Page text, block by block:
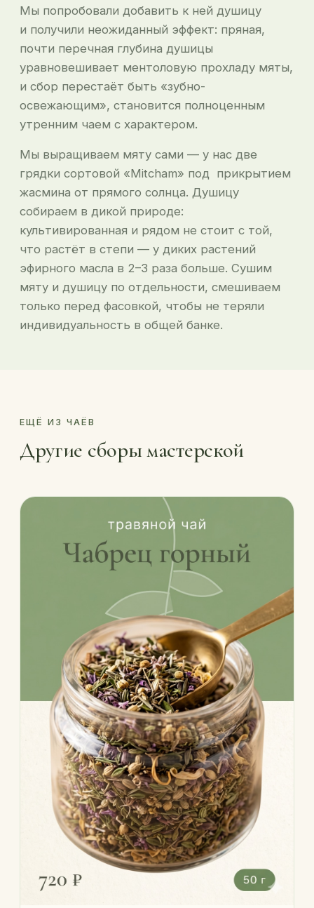
Мы попробовали добавить к ней душицу
и получили неожиданный эффект: пряная,
почти перечная глубина душицы
уравновешивает ментоловую прохладу мяты,
и сбор перестаёт быть «зубно-
освежающим», становится полноценным
утренним чаем с характером.
Мы выращиваем мяту сами — у нас две
грядки сортовой «Mitcham» под прикрытием
жасмина от прямого солнца. Душицу
собираем в дикой природе:
культивированная и рядом не стоит с той,
что растёт в степи — у диких растений
эфирного масла в 2–3 раза больше. Сушим
мяту и душицу по отдельности, смешиваем
только перед фасовкой, чтобы не теряли
индивидуальность в общей банке.
ЕЩЁ ИЗ ЧАЁВ
Другие сборы мастерской